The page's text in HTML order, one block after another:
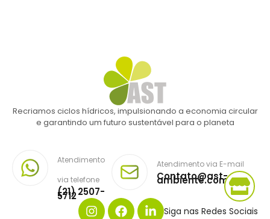
Recriamos ciclos hídricos, impulsionando a economia circular
e garantindo um futuro sustentável para o planeta
Atendimento
via telefone
(21) 2507-
5712
Atendimento via E-mail
Contato@ast-
ambiente.com.br
Siga nas Redes Sociais